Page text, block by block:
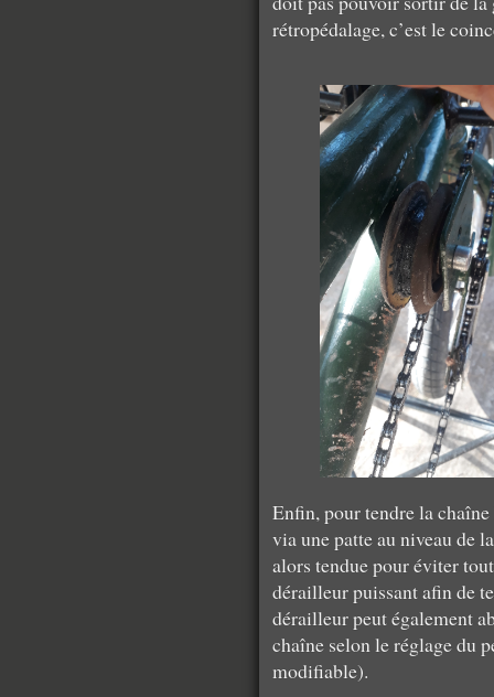
rétropédalage, c’est le
Enfin, pour tendre la
via une patte au niveau de
alors tendue pour éviter
dérailleur puissant afin de
dérailleur peut également
chaîne selon le réglage du
modifiable).